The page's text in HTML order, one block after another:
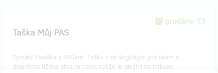
prodáno 13
Taška Můj PAS
Zpověď člověka s PASem. Taška s ekologickým potiskem s
dlouhýma ušima přes rameno, takže je ideální na nákupy.